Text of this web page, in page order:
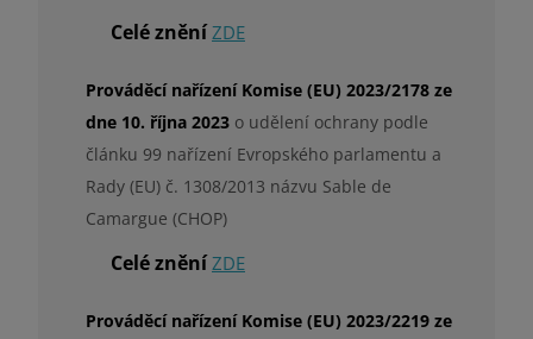
Celé zněníZDE
Prováděcí nařízení Komise (EU) 2023/2178 ze
dne 10. října 2023 o udělení ochrany podle
článku 99 nařízení Evropského parlamentu a
Rady (EU) č. 1308/2013 názvu Sable de
Camargue (CHOP)
Celé zněníZDE
Prováděcí nařízení Komise (EU) 2023/2219 ze